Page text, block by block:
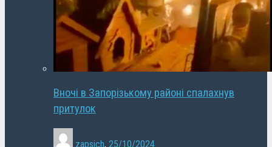
Вночі в Запорізькому районі спалахнув
притулок
zapsich, 25/10/2024